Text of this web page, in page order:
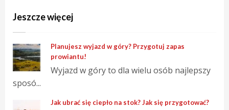
Jeszcze więcej
Planujesz wyjazd w góry? Przygotuj zapas
prowiantu!
Wyjazd w góry to dla wielu osób najlepszy
sposó...
Jak ubrać się ciepło na stok? Jak się przygotować?